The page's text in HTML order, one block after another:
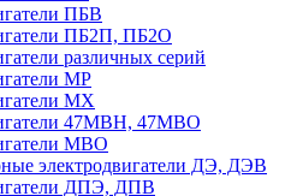
ПБВ
ПБ2П, ПБ2О
различных серий
МР
MX
47MBH, 47МВО
MBO
электродвигатели ДЭ, ДЭВ
ДПЭ, ДПВ